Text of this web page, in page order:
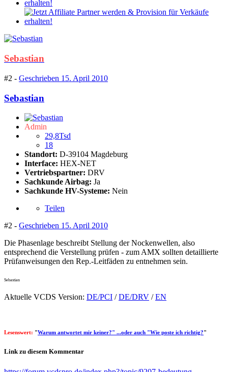
Sebastian
#2 - Geschrieben 15. April 2010
Sebastian
Admin
29,8Tsd
18
Standort: D-39104 Magdeburg
Interface: HEX-NET
Vertriebspartner: DRV
Sachkunde Airbag: Ja
Sachkunde HV-Systeme: Nein
Teilen
#2 - Geschrieben 15. April 2010
Die Phasenlage beschreibt Stellung der Nockenwellen, also
entsprechend die Verstellung prüfen - zum AMX sollten detaillierte
Prüfanweisungen den Rep.-Leitfäden zu entnehmen sein.
Sebastian
Aktuelle VCDS Version: DE/PCI /DE/DRV /EN
Lesenswert: "Warum antwortet mir keiner?" ...oder auch "Wie poste ich richtig?"
Link zu diesem Kommentar